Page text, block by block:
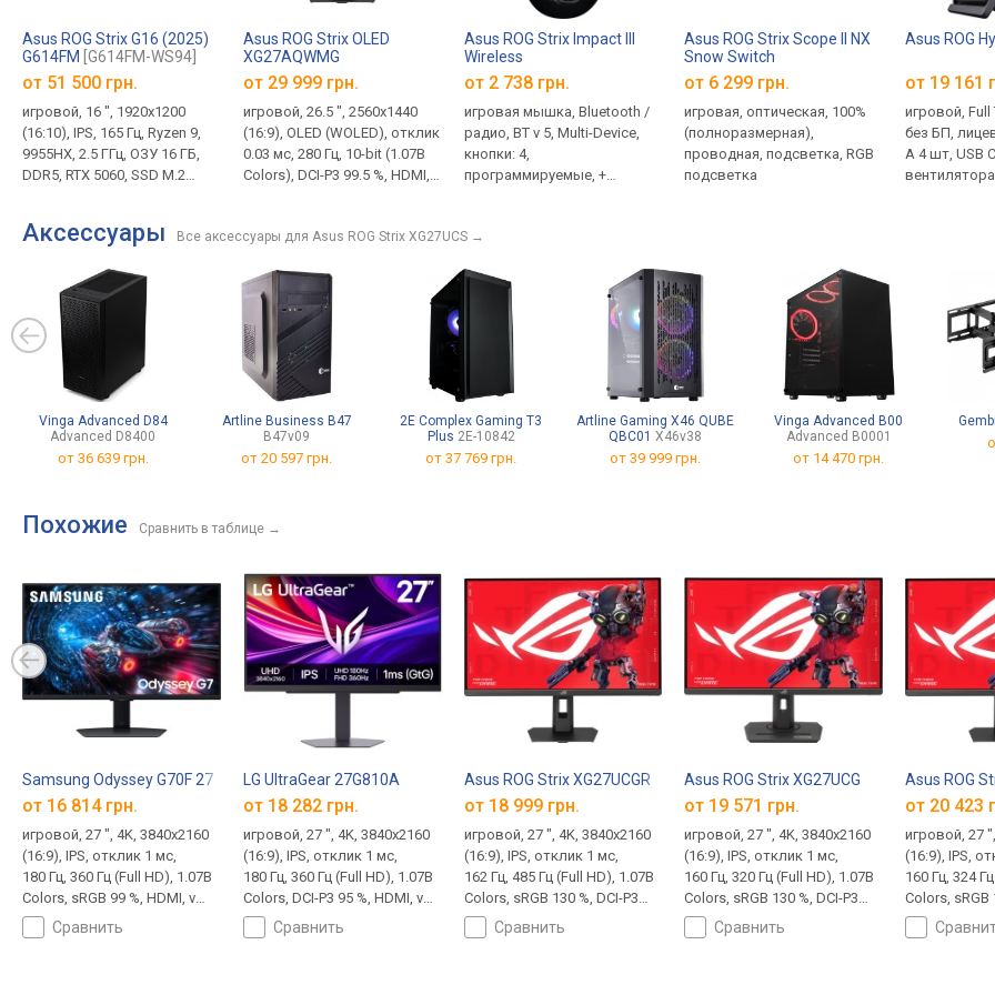
Asus ROG Strix G16 (2025)
G614FM [G614FM-WS94]
от 51 500 грн.
игровой, 16 ", 1920x1200
(16:10), IPS, 165 Гц, Ryzen 9,
9955HX, 2.5 ГГц, ОЗУ 16 ГБ,
DDR5, RTX 5060, SSD M.2
(USB4), Wi-Fi 6E, поддержка
Asus ROG Strix OLED
XG27AQWMG
от 29 999 грн.
игровой, 26.5 ", 2560x1440
(16:9), OLED (WOLED), отклик
0.03 мс, 280 Гц, 10-bit (1.07B
Colors), DCI-P3 99.5 %, HDMI, v
Premium Pro, NVIDIA G-Sync
Sync, HDR, TÜV Rheinland
Asus ROG Strix Impact III
Wireless
от 2 738 грн.
игровая мышка, Bluetooth /
радио, BT v 5, Multi-Device,
кнопки: 4,
программируемые, +
70 млн, RGB подсветка,
618 ч
Asus ROG Strix Scope II NX
Snow Switch
от 6 299 грн.
игровая, оптическая, 100%
(полноразмерная),
проводная, подсветка, RGB
подсветка
Asus ROG
от 19 161
игровой, Full
без БП,
A 4 шт, USB
вентилятора
Аксессуары Все аксессуары для Asus ROG Strix XG27UCS →
Vinga Advanced D84
Advanced D8400
от 36 639 грн.
Artline Business B47
B47v09
от20 597 грн.
2E Complex Gaming T3
Plus 2E-10842
от37 769 грн.
Artline Gaming X46 QUBE
QBC01 X46v38
от 39 999 грн.
Vinga Advanced B00
Advanced B0001
от 14 470 грн.
Похожие Сравнить в таблице →
Samsung Odyssey G70F 27
от 16 814 грн.
игровой, 27 ", 4K, 3840x2160
(16:9), IPS, отклик 1 мс,
180 Гц, 360 Гц (Full HD), 1.07B
Colors, sRGB 99 %, HDMI, v
2.1, DisplayPort, ХАБ: USB-A
2x5Gbps, AMD FreeSync
сравнить
LG UltraGear 27G810A
от 18 282 грн.
игровой, 27 ", 4K, 3840x2160
(16:9), IPS, отклик 1 мс,
180 Гц, 360 Гц (Full HD), 1.07B
Colors, DCI-P3 95 %, HDMI, v
2.1, DisplayPort, ХАБ: USB-A
2x5Gbps, AMD FreeSync
сравнить
Asus ROG Strix XG27UCGR
от 18 999 грн.
игровой, 27 ", 4K, 3840x2160
(16:9), IPS, отклик 1 мс,
162 Гц, 485 Гц (Full HD), 1.07B
Colors, sRGB 130 %, DCI-P3
95 %, HDMI, v 2.1, DisplayPort,
USB-C (DP Alt Mode), Power
сравнить
Asus ROG Strix XG27UCG
от 19 571 грн.
игровой, 27 ", 4K, 3840x2160
(16:9), IPS, отклик 1 мс,
160 Гц, 320 Гц (Full HD), 1.07B
Colors, sRGB 130 %, DCI-P3
95 %, HDMI, v 2.1, DisplayPort,
USB-C (DP Alt Mode), Power
сравнить
Asus ROG
от 20 423
игровой, 27
(16:9), IPS,
160 Гц, 324
Colors, sRGB
95 %, HDMI, v
USB-C (DP